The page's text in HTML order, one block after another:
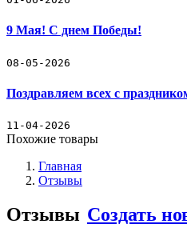
ЯМБ Бактерии
🛒 Как купить
🚚 Доставка и оплата
☎️ Контакты
Новости
9 Мая! С днем Победы!
08-05-2026
Поздравляем всех с
11-04-2026
Похожие товары
Главная
Отзывы
Отзывы Создать